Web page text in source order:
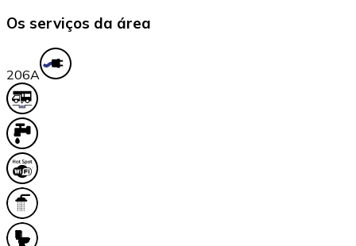
Os serviços da área
206A